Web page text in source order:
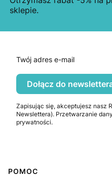
sklepie.
Twój adres e-mail
Dołącz do
Zapisując się, akceptujesz nasz
Newslettera). Przetwarzanie
prywatności.
Linki w stopce
POMOC